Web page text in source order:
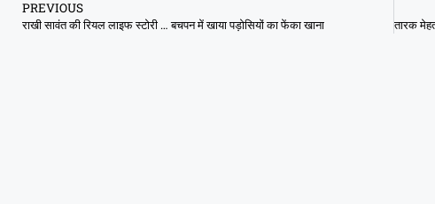
PREVIOUS
राखी सावंत की रियल लाइफ स्टोरी … बचपन में खाया पड़ोसियों का फेंका खाना